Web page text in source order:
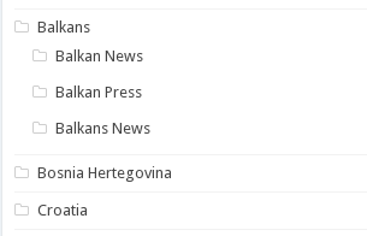
Balkans
Balkan News
Balkan Press
Balkans News
Bosnia Hertegovina
Croatia